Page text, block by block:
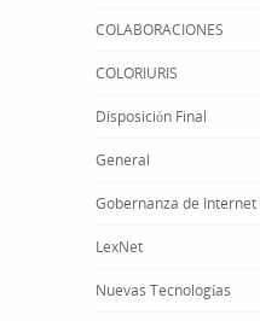
COLABORACIONES
COLORIURIS
Disposición Final
General
Gobernanza de Internet
LexNet
Nuevas Tecnologías